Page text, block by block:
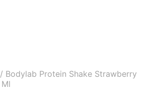
/ Bodylab Protein Shake Strawberry